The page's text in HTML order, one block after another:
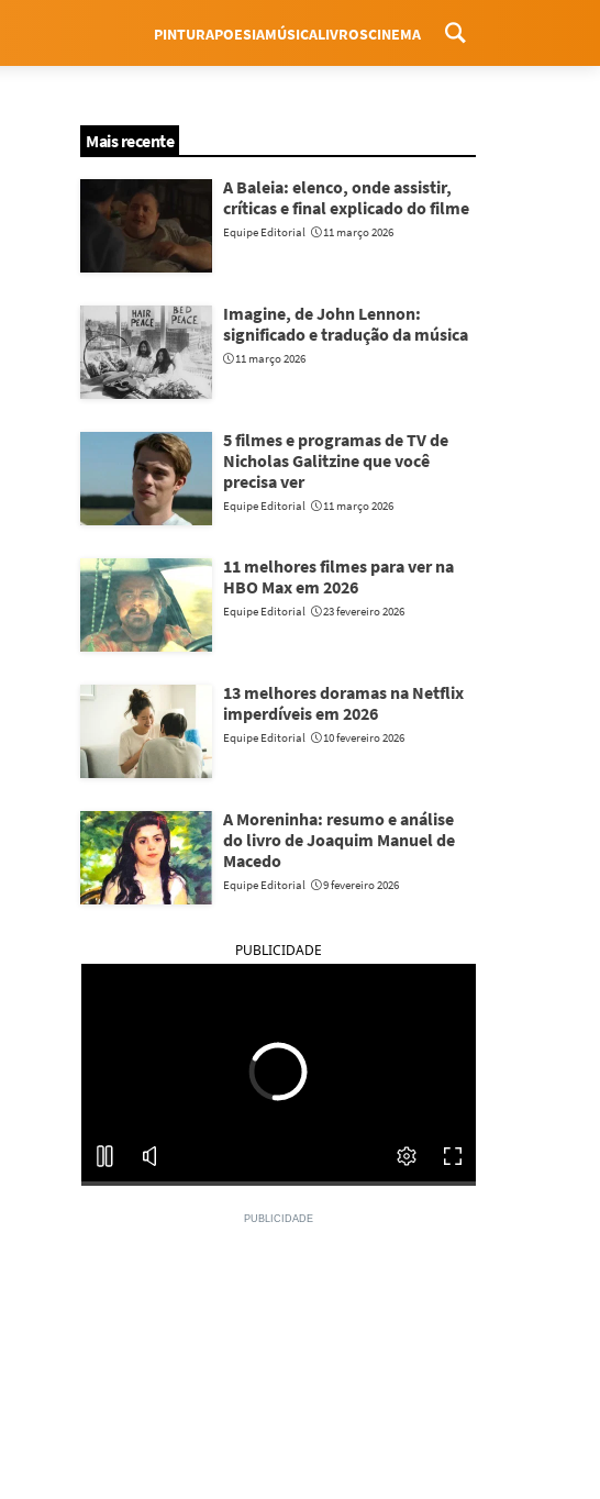
Menu
PINTURAPOESIAMÚSICALIVROSCINEMA
Mais recente
A Baleia: elenco, onde assistir,
críticas e final explicado do filme
Equipe Editorial 11 março 2026
Imagine, de John Lennon:
significado e tradução da música
11 março 2026
5 filmes e programas de TV de
Nicholas Galitzine que você
precisa ver
Equipe Editorial 11 março 2026
11 melhores filmes para ver na
HBO Max em 2026
Equipe Editorial 23 fevereiro 2026
13 melhores doramas na Netflix
imperdíveis em 2026
Equipe Editorial 10 fevereiro 2026
A Moreninha: resumo e análise
do livro de Joaquim Manuel de
Macedo
Equipe Editorial 9 fevereiro 2026
PUBLICIDADE